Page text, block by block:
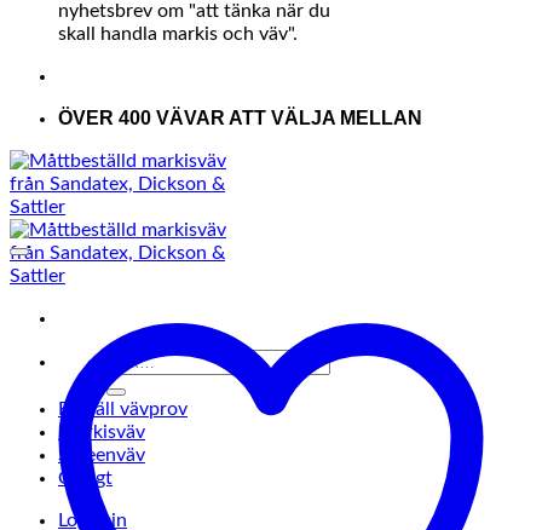
nyhetsbrev om "att tänka när du
skall handla markis och väv".
ÖVER 400 VÄVAR ATT VÄLJA MELLAN
efter:
Beställ vävprov
Markisväv
Screenväv
Övrigt
Logga in